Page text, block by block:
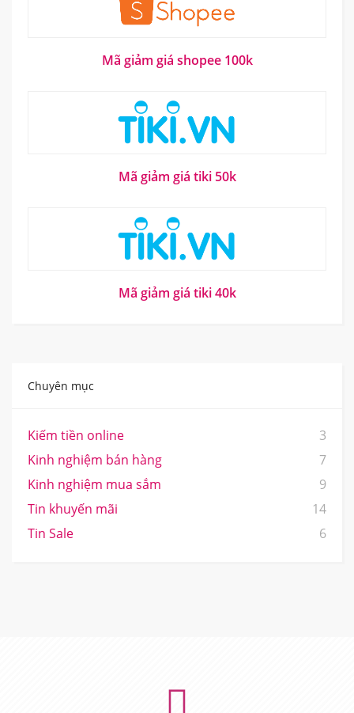
Mã giảm giá shopee 100k
Mã giảm giá tiki 50k
Mã giảm giá tiki 40k
Chuyên mục
Kiếm tiền online
3
Kinh nghiệm bán hàng
7
Kinh nghiệm mua sắm
9
Tin khuyến mãi
14
Tin Sale
6